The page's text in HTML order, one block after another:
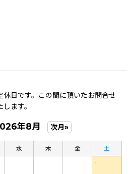
日です。この間に頂いたお問合せ
ます。
年8月 次月»
水 木 金 土
1